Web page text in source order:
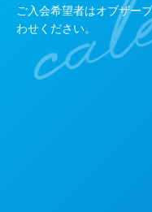
ご入会希望者はオブザー
わせください。